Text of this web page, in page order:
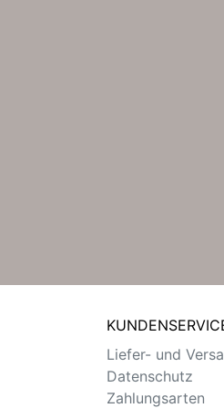
Liefer- und
Datenschutz
Zahlungsarten